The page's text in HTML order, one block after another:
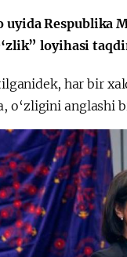
uyida Respublika
loyihasi
har bir
o‘zligini anglashi